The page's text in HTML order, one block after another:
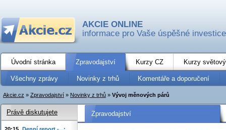
AKCIE ONLINE
informace pro Vaše úspěšné investice
Úvodní stránka Zpravodajství Kurzy CZ Kurzy
Všechny zprávy Novinky z trhů Komentáře a doporučení
Akcie.cz » Zpravodajství » Novinky z trhů » Vývoj měnových párů
Zpravodajství
Právě diskutujete
20:15 Denní report -...: